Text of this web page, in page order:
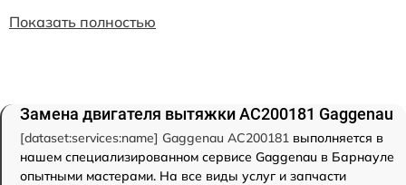
Показать полностью
Замена двигателя вытяжки AC200181 Gaggenau
[dataset:services:name] Gaggenau AC200181 выполняется в
нашем специализированном сервисе Gaggenau в Барнауле
опытными мастерами. На все виды услуг и запчасти